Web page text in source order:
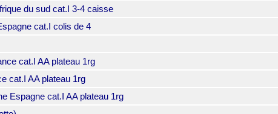
du sud cat.I 3-4 caisse
cat.I colis de 4
cat.I AA plateau 1rg
cat.I AA plateau 1rg
Espagne cat.I AA plateau 1rg